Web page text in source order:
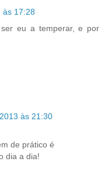
às 17:28
eu a temperar, e por
às 21:30
de prático é
dia a dia!